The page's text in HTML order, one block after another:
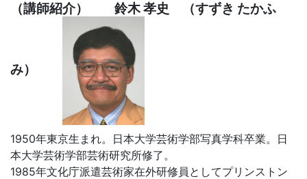
（講師紹介） 鈴木 孝史 （すずき たかふ
み）
1950年東京生まれ。日本大学芸術学部写真学科卒業。日
本大学芸術学部芸術研究所修了。
1985年文化庁派遣芸術家在外研修員としてプリンストン